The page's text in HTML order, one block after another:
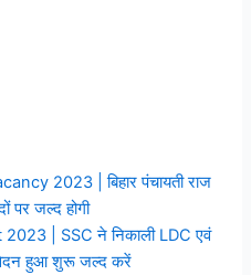
2023 | बिहार पंचायती राज
पर जल्द होगी
| SSC ने निकाली LDC एवं
हुआ शुरू जल्द करें